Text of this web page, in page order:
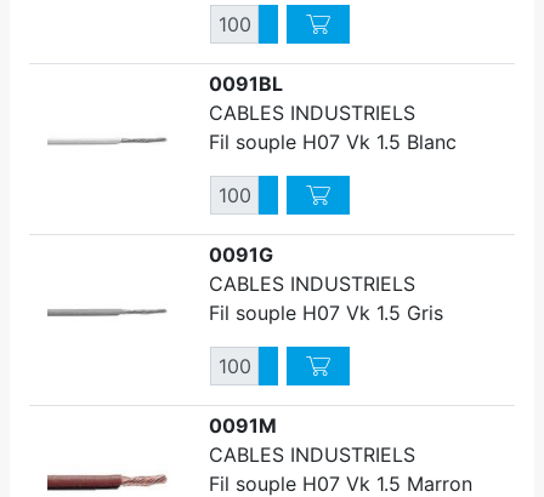
QuantitéAugmenter quantité
Diminuer quantité
0091BL
CABLES INDUSTRIELS
Fil souple H07 Vk 1.5 Blanc
QuantitéAugmenter quantité
Diminuer quantité
0091G
CABLES INDUSTRIELS
Fil souple H07 Vk 1.5 Gris
QuantitéAugmenter quantité
Diminuer quantité
0091M
CABLES INDUSTRIELS
Fil souple H07 Vk 1.5 Marron